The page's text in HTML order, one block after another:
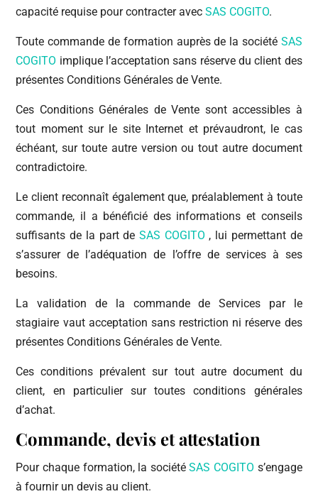
capacité requise pour contracter avecSAS COGITO.
Toute commande de formation auprès de la société SAS
COGITO implique l’acceptation sans réserve du client des
présentes Conditions Générales de Vente.
Ces Conditions Générales de Vente sont accessibles à
tout moment sur le site Internet et prévaudront, le cas
échéant, sur toute autre version ou tout autre document
contradictoire.
Le client reconnaît également que, préalablement à toute
commande, il a bénéficié des informations et conseils
suffisants de la part de SAS COGITO , lui permettant de
s’assurer de l’adéquation de l’offre de services à ses
besoins.
La validation de la commande de Services par le
stagiaire vaut acceptation sans restriction ni réserve des
présentes Conditions Générales de Vente.
Ces conditions prévalent sur tout autre document du
client, en particulier sur toutes conditions générales
d’achat.
Commande, devis et attestation
Pour chaque formation, la sociétéSAS COGITO s’engage
à fournir un devis au client.